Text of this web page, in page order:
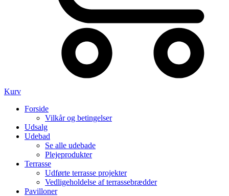
Kurv
Forside
Vilkår og betingelser
Udsalg
Udebad
Se alle udebade
Plejeprodukter
Terrasse
Udførte terrasse projekter
Vedligeholdelse af terrassebrædder
Pavilloner